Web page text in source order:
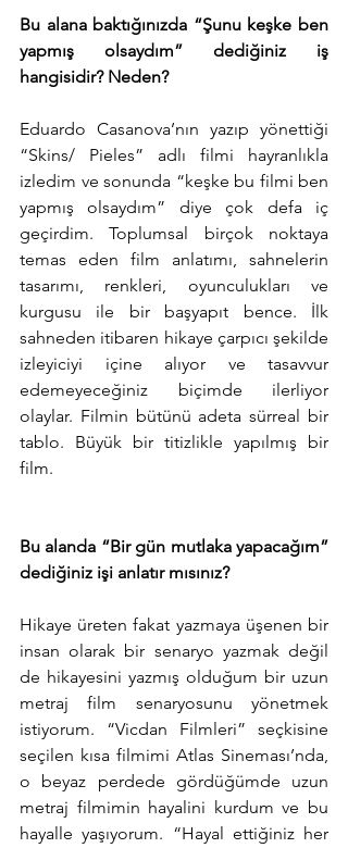
Bu alana baktığınızda “Şunu keşke ben
yapmış olsaydım” dediğiniz iş
hangisidir? Neden?
Eduardo Casanova’nın yazıp yönettiği
“Skins/ Pieles” adlı filmi hayranlıkla
izledim ve sonunda “keşke bu filmi ben
yapmış olsaydım” diye çok defa iç
geçirdim. Toplumsal birçok noktaya
temas eden film anlatımı, sahnelerin
tasarımı, renkleri, oyunculukları ve
kurgusu ile bir başyapıt bence. İlk
sahneden itibaren hikaye çarpıcı şekilde
izleyiciyi içine alıyor ve tasavvur
edemeyeceğiniz biçimde ilerliyor
olaylar. Filmin bütünü adeta sürreal bir
tablo. Büyük bir titizlikle yapılmış bir
film.
Bu alanda “Bir gün mutlaka yapacağım”
dediğiniz işi anlatır mısınız?
Hikaye üreten fakat yazmaya üşenen bir
insan olarak bir senaryo yazmak değil
de hikayesini yazmış olduğum bir uzun
metraj film senaryosunu yönetmek
istiyorum. “Vicdan Filmleri” seçkisine
seçilen kısa filmimi Atlas Sineması’nda,
o beyaz perdede gördüğümde uzun
metraj filmimin hayalini kurdum ve bu
hayalle yaşıyorum. “Hayal ettiğiniz her